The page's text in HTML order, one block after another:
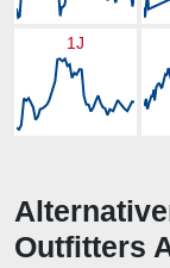
1J
Outfitters